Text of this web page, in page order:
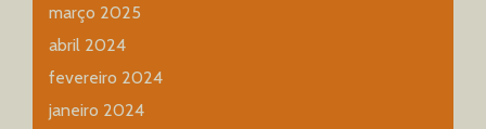
março 2025
abril 2024
fevereiro 2024
janeiro 2024